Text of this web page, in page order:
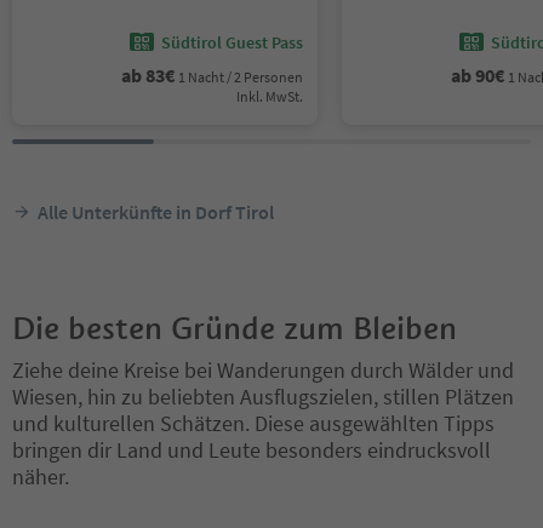
Südtirol Guest Pass
ab 83€ 1 Nacht / 2 Personen
Inkl. MwSt.
ab90€ 1
Alle Unterkünfte in Dorf Tirol
Die besten Gründe zum Bleiben
Ziehe deine Kreise bei Wanderungen durch Wälder und
Wiesen, hin zu beliebten Ausflugszielen, stillen Plätzen
und kulturellen Schätzen. Diese ausgewählten Tipps
bringen dir Land und Leute besonders eindrucksvoll
näher.